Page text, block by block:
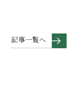
記事一覧へ